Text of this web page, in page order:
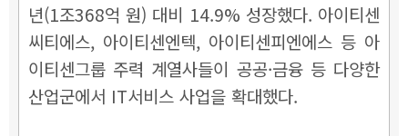
년(1조368억 원) 대비 14.9% 성장했다. 아이티센
씨티에스, 아이티센엔텍, 아이티센피엔에스 등 아
이티센그룹 주력 계열사들이 공공·금융 등 다양한
산업군에서 IT서비스 사업을 확대했다.